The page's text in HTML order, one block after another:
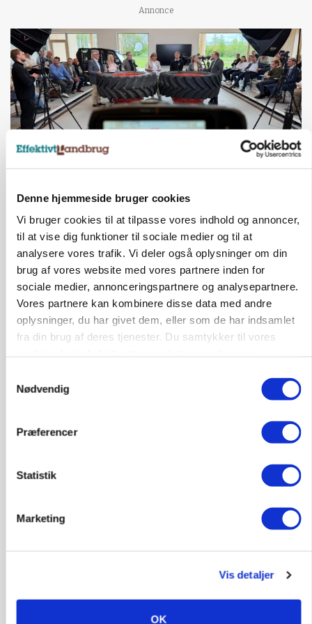
Denne hjemmeside bruger cookies
Vi bruger cookies til at tilpasse vores indhold og annoncer,
til at vise dig funktioner til sociale medier og til at
analysere vores trafik. Vi deler også oplysninger om din
brug af vores website med vores partnere inden for
sociale medier, annonceringspartnere og analysepartnere.
Vores partnere kan kombinere disse data med andre
oplysninger, du har givet dem, eller som de har indsamlet
fra din brug af deres tjenester. Du samtykker til vores
Nødvendig
Præferencer
Statistik
Marketing
Vis detaljer
OK
Annonce
BUSINESS
landbrugets ejerstruktur
Annonce
MARKED
Russisk mælkepris dykker 23 procent
Loading...
Fra mark til mur: Byggeriet kan åbne nyt